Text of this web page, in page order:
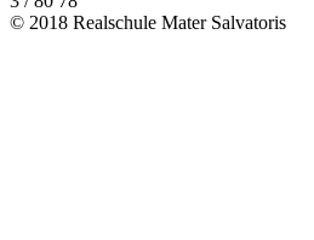
© 2018 Realschule Mater Salvatoris